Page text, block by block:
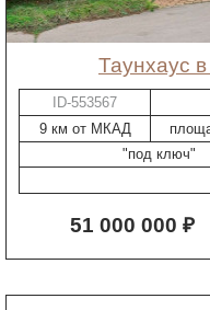
таунхаус
ID-553567
9 км от МКАД
"под ключ"
51 000 000 ₽